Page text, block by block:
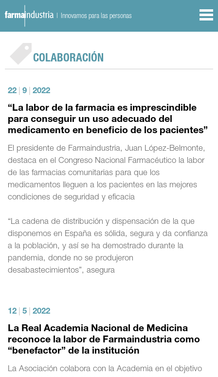
| Innovamos para las personas
COLABORACIÓN
22 9 2022
“La labor de la farmacia es imprescindible
para conseguir un uso adecuado del
medicamento en beneficio de los pacientes”
El presidente de Farmaindustria, Juan López-Belmonte,
destaca en el Congreso Nacional Farmacéutico la labor
de las farmacias comunitarias para que los
medicamentos lleguen a los pacientes en las mejores
condiciones de seguridad y eficacia
“La cadena de distribución y dispensación de la que
disponemos en España es sólida, segura y da confianza
a la población, y así se ha demostrado durante la
pandemia, donde no se produjeron
desabastecimientos”, asegura
12 5 2022
La Real Academia Nacional de Medicina
reconoce la labor de Farmaindustria como
“benefactor” de la institución
La Asociación colabora con la Academia en el objetivo